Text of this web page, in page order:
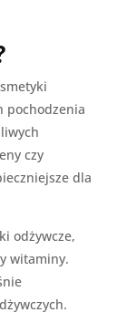
pochodzenia
czy
dla
odżywcze,
witaminy.